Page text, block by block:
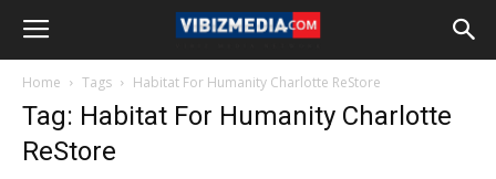
Home Tags Habitat For Humanity Charlotte ReStore
Tag: Habitat For Humanity Charlotte
ReStore